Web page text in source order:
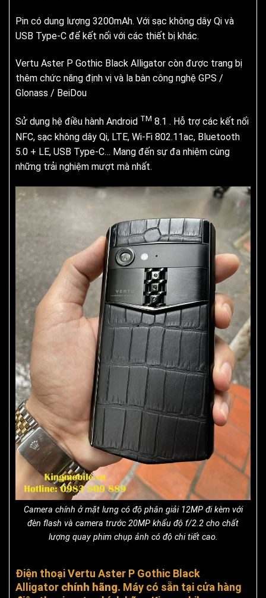
Pin có dung lượng 3200mAh. Với sạc không dây Qi và
USB Type-C để kết nối với các thiết bị khác.
Vertu Aster P Gothic Black Alligator còn được trang bị
thêm chức năng định vị và la bàn công nghệ GPS /
Glonass / BeiDou
Sử dụng hệ điều hành Android TM 8.1 . Hỗ trợ các kết nối
NFC, sạc không dây Qi, LTE, Wi-Fi 802.11ac, Bluetooth
5.0 + LE, USB Type-C… Mang đến sự đa nhiệm cùng
những trải nghiệm mượt mà nhất.
Camera chính ở mặt lưng có độ phân giải 12MP đi kèm với
đèn flash và camera trước 20MP khẩu độ f/2.2 cho chất
lượng quay phim chụp ảnh có độ chi tiết cao.
Điện thoại Vertu Aster P Gothic Black
Alligator chính hãng. Máy có sẵn tại cửa hàng